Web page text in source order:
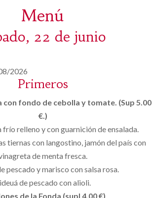
Menú
22 de junio
2026
Primeros
con fondo de cebolla y tomate. (Sup 5.00
€.)
relleno y con guarnición de ensalada.
tiernas con langostino, jamón del país con
de menta fresca.
pescado y marisco con salsa rosa.
de pescado con alioli.
de la Fonda (supl 4.00 €)